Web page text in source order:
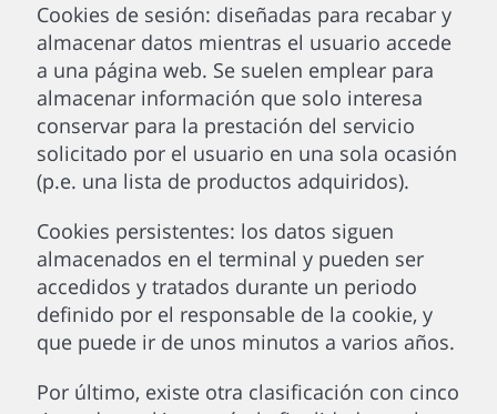
Cookies de sesión: diseñadas para recabar y
almacenar datos mientras el usuario accede
a una página web. Se suelen emplear para
almacenar información que solo interesa
conservar para la prestación del servicio
solicitado por el usuario en una sola ocasión
(p.e. una lista de productos adquiridos).
Cookies persistentes: los datos siguen
almacenados en el terminal y pueden ser
accedidos y tratados durante un periodo
definido por el responsable de la cookie, y
que puede ir de unos minutos a varios años.
Por último, existe otra clasificación con cinco